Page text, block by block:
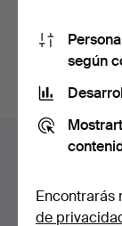
Navegación
pie
Ayuda y contacto
Todas las casas
según
Encontrarás
de